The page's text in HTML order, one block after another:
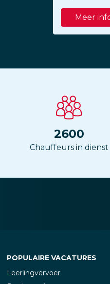
Meer
2600
Chauffeurs in dienst
POPULAIRE VACATURES
Leerlingvervoer